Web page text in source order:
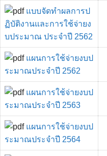
แบบจัดทำผลการป
ฏิบัติงานและการใช้จ่ายง
บประมาณ ประจำปี 2562
แผนการใช้จ่ายงบป
ระมาณประจำปี 2562
แผนการใช้จ่ายงบป
ระมาณประจำปี 2563
แผนการใช้จ่ายงบป
ระมาณประจำปี 2564